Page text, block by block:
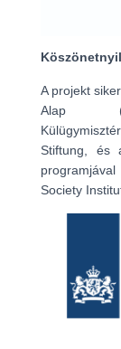
A projekt
Alap
Stiftung, és
Society